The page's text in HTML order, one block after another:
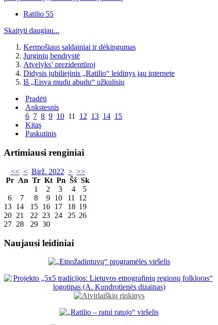
Ratilio 55
Skaityti daugiau...
Kermošiaus saldainiai ir dėkingumas
Jurginių bendrystė
Atvelyks’ prezidentūroj
Didysis jubiliejinis „Ratilio“ leidinys jau internete
Iš „Eisva mudu abudu“ užkulisių
Pradėti
Ankstesnis
6 7 8 9 10 11 12 13 14 15
Kitas
Paskutinis
Artimiausi renginiai
<< < Birž. 2022 > >>
Pr An Tr Kt Pn Šš Sk
1
2 3 4
5
6
7 8 9 10 11
12
13 14 15 16 17 18 19
20 21 22 23 24 25 26
27 28 29 30
Naujausi leidiniai